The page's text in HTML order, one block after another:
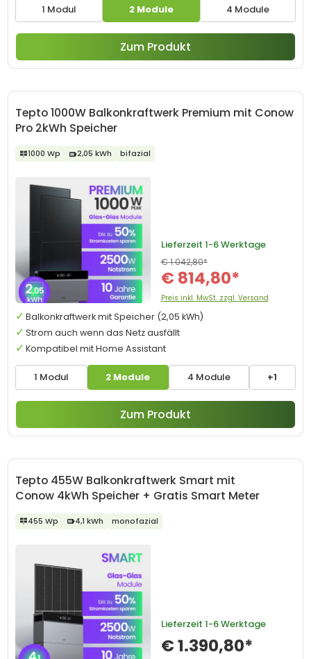
1 Modul 2 Module 4 Module
Zum Produkt
Tepto 1000W Balkonkraftwerk Premium mit Conow
Pro 2kWh Speicher
1000 Wp 2,05 kWh bifazial
1 Modul 2 Module 4 Module +1
Lieferzeit 1-6 Werktage
€ 814,80*
€ 1.042,80*
Preis inkl. MwSt. zzgl. Versand
Balkonkraftwerk mit Speicher (2,05 kWh)
Strom auch wenn das Netz ausfällt
Kompatibel mit Home Assistant
Zum Produkt
Tepto 455W Balkonkraftwerk Smart mit
Conow 4kWh Speicher + Gratis Smart Meter
455 Wp 4,1 kWh monofazial
Lieferzeit 1-6 Werktage
€ 1.390,80*